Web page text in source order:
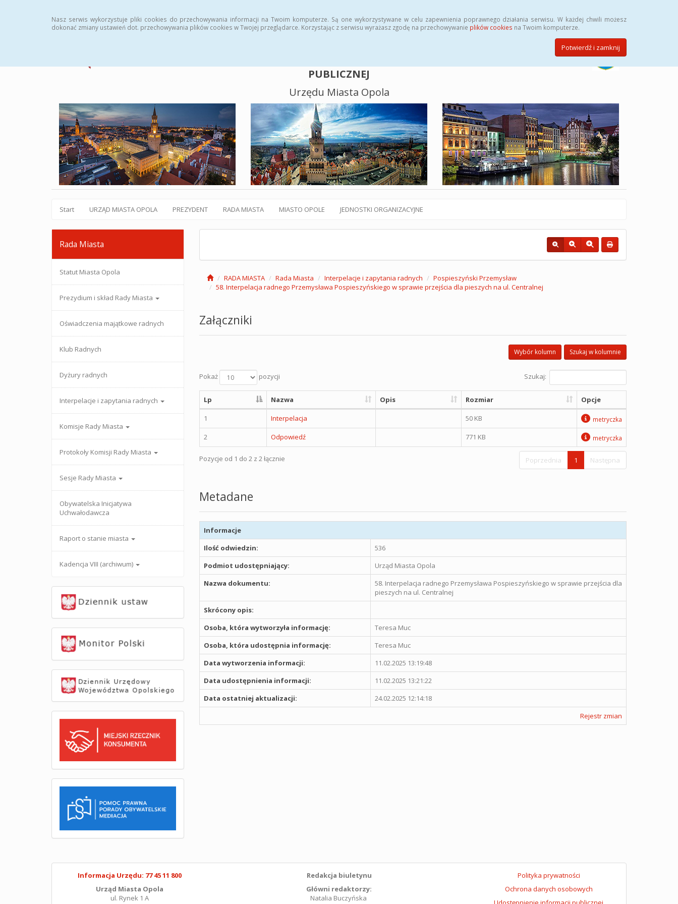
Nasz serwis wykorzystuje pliki cookies do przechowywania informacji na Twoim komputerze. Są one wykorzystywane w celu zapewnienia poprawnego działania serwisu. W każdej chwili możesz
dokonać zmiany ustawień dot. przechowywania plików cookies w Twojej przeglądarce. Korzystając z serwisu wyrażasz zgodę na przechowywanie plików cookies na Twoim komputerze.
Potwierdź i zamknij
PUBLICZNEJ
Urzędu Miasta Opola
Start URZĄD MIASTA OPOLA PREZYDENT RADA MIASTA MIASTO OPOLE JEDNOSTKI ORGANIZACYJNE
Rada Miasta
Statut Miasta Opola
Prezydium i skład Rady Miasta
Oświadczenia majątkowe radnych
Klub Radnych
Dyżury radnych
Interpelacje i zapytania radnych
Komisje Rady Miasta
Protokoły Komisji Rady Miasta
Sesje Rady Miasta
Obywatelska Inicjatywa
Uchwałodawcza
Raport o stanie miasta
Kadencja VIII (archiwum)
RADA MIASTA Rada Miasta Interpelacje i zapytania radnych
Pospieszyński Przemysław
58. Interpelacja radnego Przemysława Pospieszyńskiego w sprawie przejścia dla pieszych na ul. Centralnej
Załączniki
Szukaj w kolumnie
Wybór kolumn
Pokaż pozycji Szukaj:
Lp Nazwa Opis Rozmiar Opcje
1 Interpelacja 50 KB metryczka
2 Odpowiedź 771 KB metryczka
Pozycje od 1 do 2 z 2 łącznie Poprzednia 1 Następna
Metadane
Informacje
Ilość odwiedzin:
536
Podmiot udostępniający:
Urząd Miasta Opola
Nazwa dokumentu:
58. Interpelacja radnego Przemysława Pospieszyńskiego w sprawie przejścia dla
pieszych na ul. Centralnej
Skrócony opis:
Osoba, która wytworzyła informację:
Teresa Muc
Osoba, która udostępnia informację:
Teresa Muc
Data wytworzenia informacji:
11.02.2025 13:19:48
Data udostępnienia informacji:
11.02.2025 13:21:22
Data ostatniej aktualizacji:
24.02.2025 12:14:18
Rejestr zmian
Informacja Urzędu: 77 45 11 800
Urząd Miasta Opola
ul. Rynek 1 A
Redakcja biuletynu
Główni redaktorzy:
Natalia Buczyńska
Polityka prywatności
Ochrona danych osobowych